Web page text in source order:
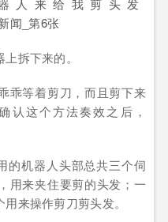
拆下来的。‍
乖等着剪刀，而且剪下来
认这个方法奏效之后，
的机器人头部总共三个伺
用来夹住要剪的头发；一
来操作剪刀剪头发。